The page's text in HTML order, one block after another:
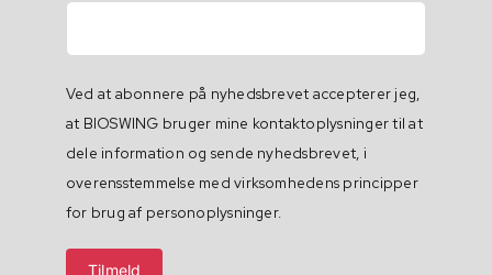
Ved at abonnere på nyhedsbrevet accepterer jeg,
at BIOSWING bruger mine kontaktoplysninger til at
dele information og sende nyhedsbrevet, i
overensstemmelse med virksomhedens principper
for brug af personoplysninger.